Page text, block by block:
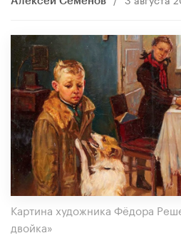
Картина художника Фёдора
двойка»